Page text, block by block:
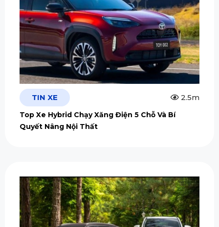
TIN XE 2.5m
Top Xe Hybrid Chạy Xăng Điện 5 Chỗ Và Bí
Quyết Nâng Nội Thất